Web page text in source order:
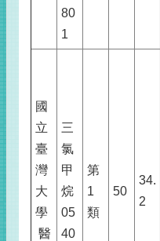
80
1
國
立
臺
灣
大
學
醫
三
氯
甲
烷
05
40
第
1
類
50
34.
2